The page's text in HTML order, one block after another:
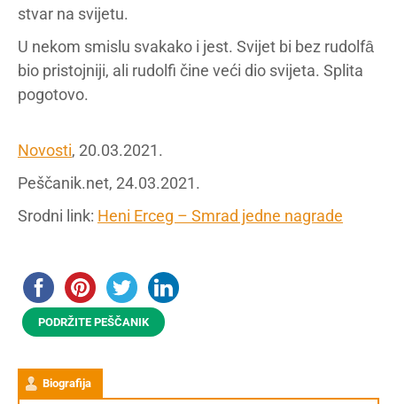
stvar na svijetu.
U nekom smislu svakako i jest. Svijet bi bez rudolfȃ
bio pristojniji, ali rudolfi čine veći dio svijeta. Splita
pogotovo.
Novosti, 20.03.2021.
Peščanik.net, 24.03.2021.
Srodni link: Heni Erceg – Smrad jedne nagrade
PODRŽITE PEŠČANIK
Biografija